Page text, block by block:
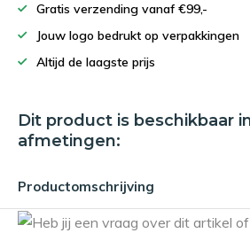
Gratis verzending vanaf €99,-
Jouw logo bedrukt op verpakkingen
Altijd de laagste prijs
Dit product is beschikbaar
afmetingen:
Productomschrijving